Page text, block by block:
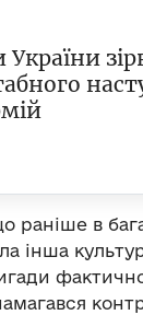
раніше в
інша